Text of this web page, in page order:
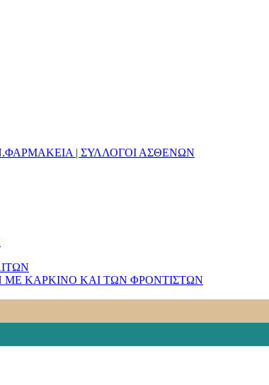
| ΣΥΛΛΟΓΟΙ ΑΣΘΕΝΩΝ
ΜΕ ΚΑΡΚΙΝΟ ΚΑΙ ΤΩΝ ΦΡΟΝΤΙΣΤΩΝ
σε νέους που πιθανώς
19,ΑΣΚΗΣΗ,ΠΑΙΔΙ,ΥΓΕΙΑ
της COVID-19 είναι ήπιες, διαρκούν για